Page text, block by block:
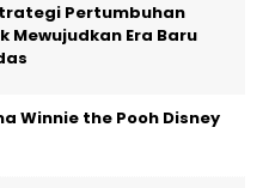
Pertumbuhan
Mewujudkan Era Baru
Winnie the Pooh Disney